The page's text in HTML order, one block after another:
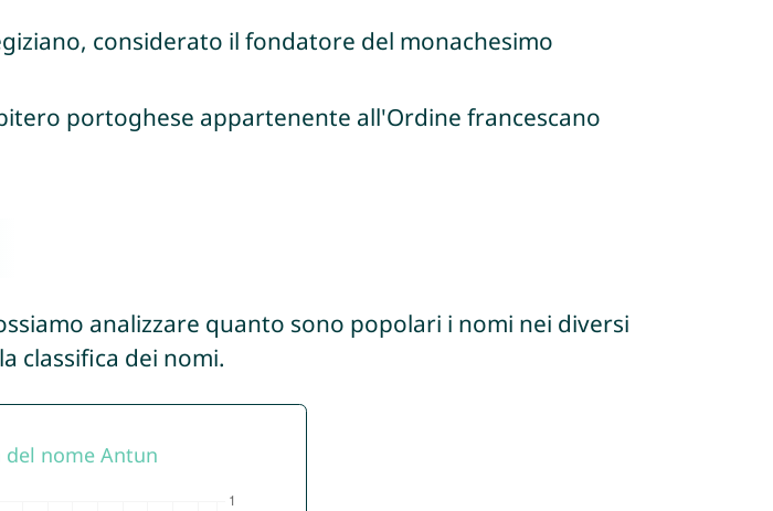
considerato il fondatore del monachesimo
portoghese appartenente all'Ordine francescano
analizzare quanto sono popolari i nomi nei diversi
classifica dei nomi.